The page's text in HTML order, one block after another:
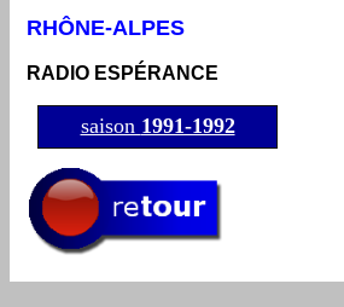
RHÔNE-ALPES
RADIO ESPÉRANCE
saison 1991-1992